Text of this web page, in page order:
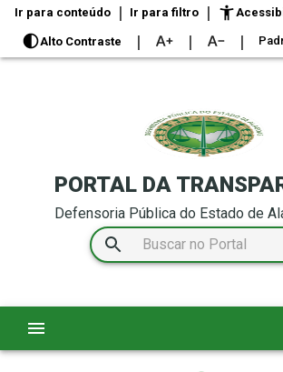
Ir para conteúdo | Ir para filtro |
Alto Contraste | | |
PORTAL DA
Defensoria Pública do Estado de